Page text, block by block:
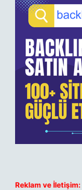
Reklam ve İletişim: